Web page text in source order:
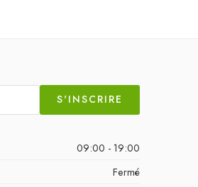
S'INSCRIRE
09:00 - 19:00
Fermé